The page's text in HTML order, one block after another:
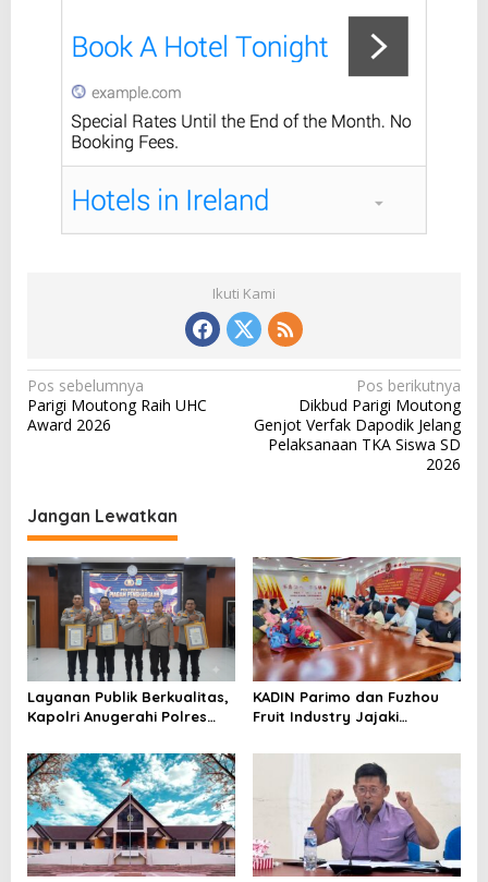
Ikuti Kami
N
a
g
a
s
i
p
o
s
Pos sebelumnya
Parigi Moutong Raih UHC
Award 2026
Pos berikutnya
Dikbud Parigi Moutong
Genjot Verfak Dapodik Jelang
Pelaksanaan TKA Siswa SD
2026
Jangan Lewatkan
Layanan Publik Berkualitas,
Kapolri Anugerahi Polres
Prima
KADIN Parimo dan Fuzhou
Fruit Industry Jajaki
ke Pasar Tiongkok